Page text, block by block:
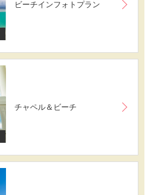
ビーチインフォトプラン
チャペル＆ビーチ